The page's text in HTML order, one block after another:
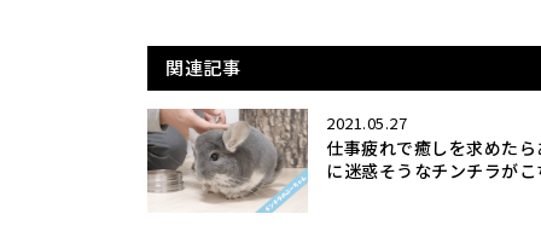
関連記事
2021.05.27
仕事疲れで癒しを求めた
に迷惑そうなチンチラが